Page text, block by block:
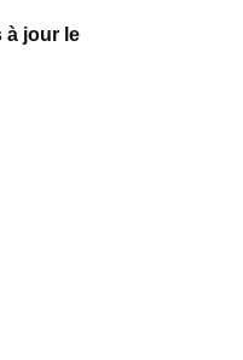
à jour le